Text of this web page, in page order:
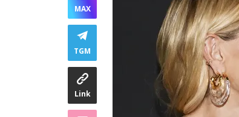
MAX
TGM
Link